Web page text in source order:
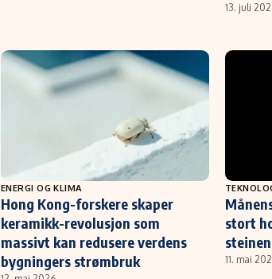
13. juli
ENERGI OG KLIMA
Hong Kong-forskere skaper
keramikk-revolusjon som
massivt kan redusere verdens
bygningers strømbruk
stort
11. mai